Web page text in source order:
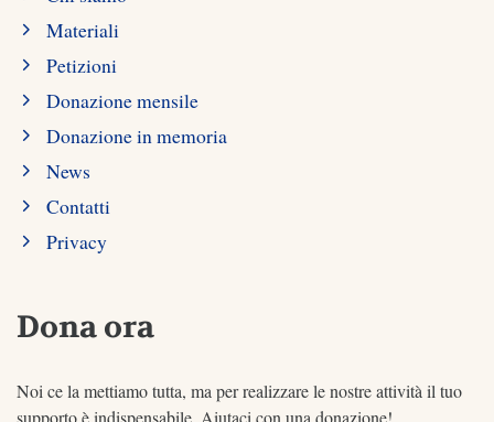
Materiali
Petizioni
Donazione mensile
Donazione in memoria
News
Contatti
Privacy
Dona ora
Noi ce la mettiamo tutta, ma per realizzare le nostre attività il tuo